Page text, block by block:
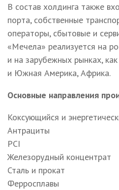
В состав холдинга также
порта, собственные
операторы, сбытовые и
«Мечела» реализуется на
и на зарубежных рынках,
и Южная Америка, Африка.
Основные направления
Коксующийся и
Антрациты
PCI
Железорудный концентрат
Сталь и прокат
Ферросплавы